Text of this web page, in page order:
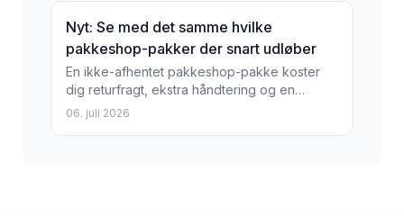
Nyt: Se med det samme hvilke
pakkeshop-pakker der snart udløber
En ikke-afhentet pakkeshop-pakke koster
dig returfragt, ekstra håndtering og en
ærgerlig kunde. Nu viser Shoporama direkte i
06. juli 2026